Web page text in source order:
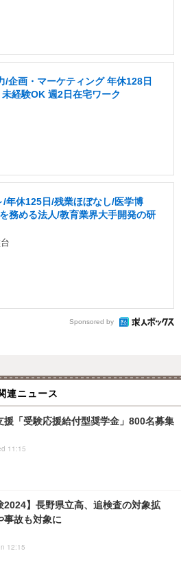
/企画・マーケティング 年休128日
経験OK 週2日在宅ワーク
/年休125日/残業ほぼなし/医学博
務める法人/教育業界大手開発の研
Sponsored by
連ニュース
援「受験応援給付型奨学金」800名募集
11:15
2024】長野県立高、追検査の対象拡
故も対象に
12:15